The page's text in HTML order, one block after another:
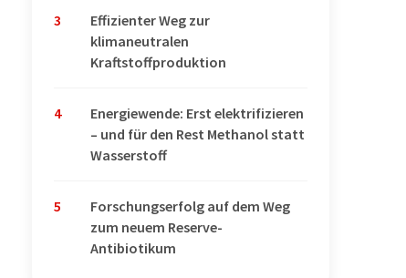
3
Effizienter Weg zur
klimaneutralen
Kraftstoffproduktion
4
Energiewende: Erst elektrifizieren
– und für den Rest Methanol statt
Wasserstoff
5
Forschungserfolg auf dem Weg
zum neuem Reserve-
Antibiotikum